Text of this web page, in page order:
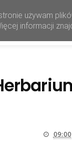
09:00
używam
informacji